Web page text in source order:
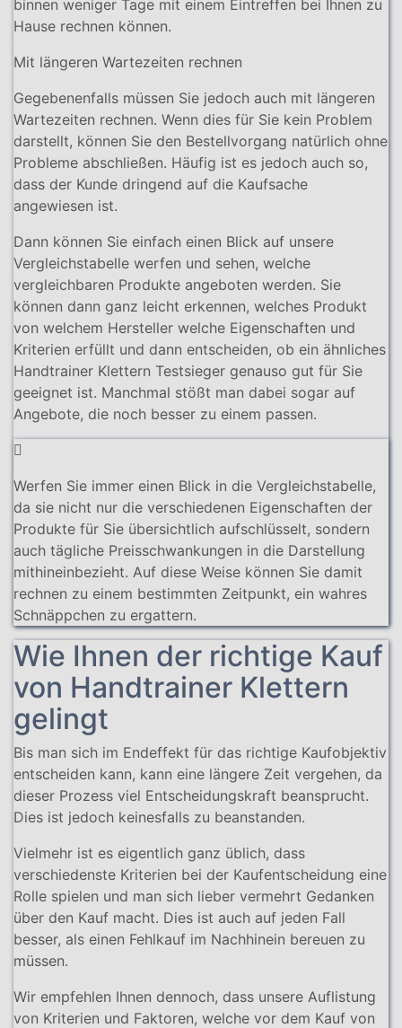
binnen weniger Tage mit einem Eintreffen bei Ihnen zu
Hause rechnen können.
Mit längeren Wartezeiten rechnen
Gegebenenfalls müssen Sie jedoch auch mit längeren
Wartezeiten rechnen. Wenn dies für Sie kein Problem
darstellt, können Sie den Bestellvorgang natürlich ohne
Probleme abschließen. Häufig ist es jedoch auch so,
dass der Kunde dringend auf die Kaufsache
angewiesen ist.
Dann können Sie einfach einen Blick auf unsere
Vergleichstabelle werfen und sehen, welche
vergleichbaren Produkte angeboten werden. Sie
können dann ganz leicht erkennen, welches Produkt
von welchem Hersteller welche Eigenschaften und
Kriterien erfüllt und dann entscheiden, ob ein ähnliches
Handtrainer Klettern Testsieger genauso gut für Sie
geeignet ist. Manchmal stößt man dabei sogar auf
Angebote, die noch besser zu einem passen.
Werfen Sie immer einen Blick in die Vergleichstabelle,
da sie nicht nur die verschiedenen Eigenschaften der
Produkte für Sie übersichtlich aufschlüsselt, sondern
auch tägliche Preisschwankungen in die Darstellung
mithineinbezieht. Auf diese Weise können Sie damit
rechnen zu einem bestimmten Zeitpunkt, ein wahres
Schnäppchen zu ergattern.
Wie Ihnen der richtige Kauf
von Handtrainer Klettern
gelingt
Bis man sich im Endeffekt für das richtige Kaufobjektiv
entscheiden kann, kann eine längere Zeit vergehen, da
dieser Prozess viel Entscheidungskraft beansprucht.
Dies ist jedoch keinesfalls zu beanstanden.
Vielmehr ist es eigentlich ganz üblich, dass
verschiedenste Kriterien bei der Kaufentscheidung eine
Rolle spielen und man sich lieber vermehrt Gedanken
über den Kauf macht. Dies ist auch auf jeden Fall
besser, als einen Fehlkauf im Nachhinein bereuen zu
müssen.
Wir empfehlen Ihnen dennoch, dass unsere Auflistung
von Kriterien und Faktoren, welche vor dem Kauf von